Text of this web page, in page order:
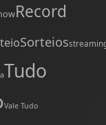
Record
Sorteios
Tudo
Vale Tudo